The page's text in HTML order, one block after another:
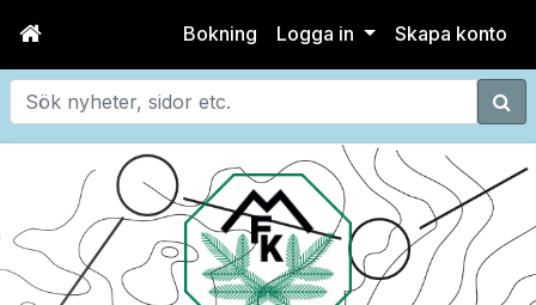
Bokning Logga in Skapa konto
Sök